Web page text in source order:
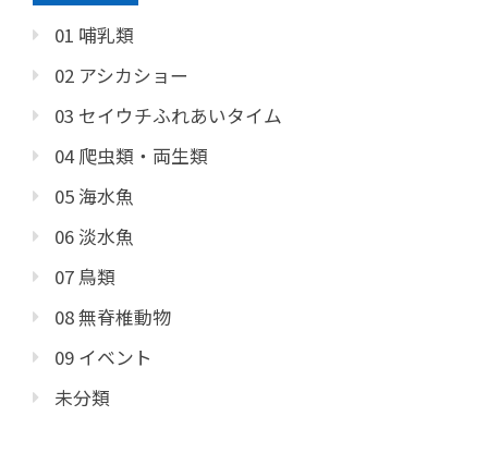
01 哺乳類
02 アシカショー
03 セイウチふれあいタイム
04 爬虫類・両生類
05 海水魚
06 淡水魚
07 鳥類
08 無脊椎動物
09 イベント
未分類